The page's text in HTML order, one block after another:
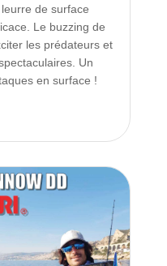
de surface
Le buzzing de
les prédateurs et
Un
en surface !